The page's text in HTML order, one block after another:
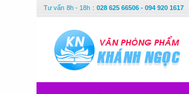
Tư vấn 8h - 18h : 028 625 66506 - 094 920 1617